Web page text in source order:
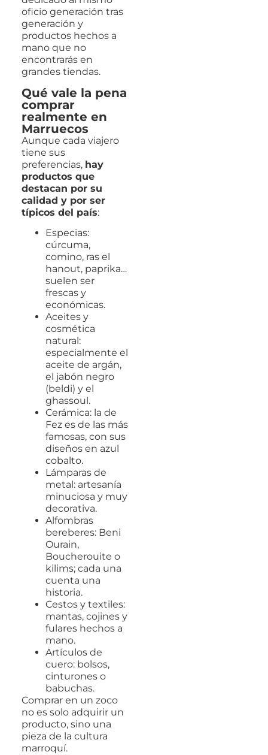
oficio generación tras
generación y
productos hechos a
mano que no
encontrarás en
grandes tiendas.
Qué vale la pena
comprar
realmente en
Marruecos
Aunque cada viajero
tiene sus
preferencias, hay
productos que
destacan por su
calidad y por ser
típicos del país:
Especias:
cúrcuma,
comino, ras el
hanout, paprika…
suelen ser
frescas y
económicas.
Aceites y
cosmética
natural:
especialmente el
aceite de argán,
el jabón negro
(beldi) y el
ghassoul.
Cerámica: la de
Fez es de las más
famosas, con sus
diseños en azul
cobalto.
Lámparas de
metal: artesanía
minuciosa y muy
decorativa.
Alfombras
bereberes: Beni
Ourain,
Boucherouite o
kilims; cada una
cuenta una
historia.
Cestos y textiles:
mantas, cojines y
fulares hechos a
mano.
Artículos de
cuero: bolsos,
cinturones o
babuchas.
Comprar en un zoco
no es solo adquirir un
producto, sino una
pieza de la cultura
marroquí.